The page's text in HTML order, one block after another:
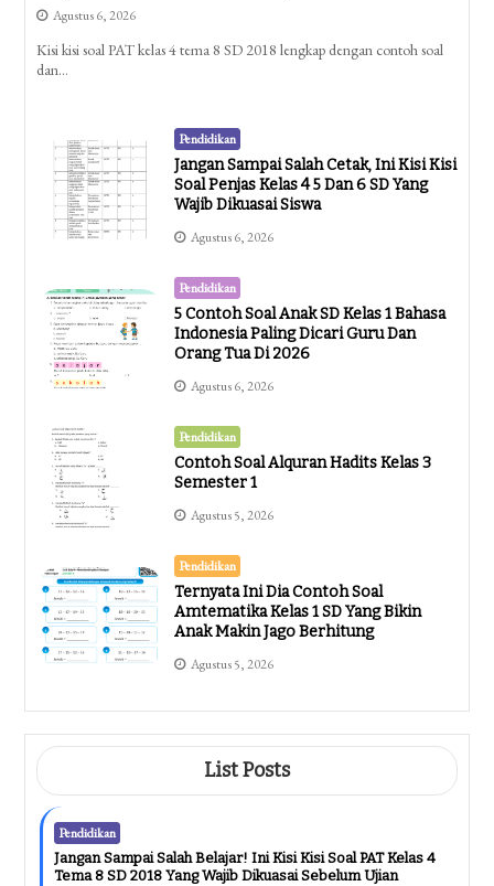
Agustus 6, 2026
Kisi kisi soal PAT kelas 4 tema 8 SD 2018 lengkap dengan contoh soal
dan…
Pendidikan
Jangan Sampai Salah Cetak, Ini Kisi Kisi
Soal Penjas Kelas 4 5 Dan 6 SD Yang
Wajib Dikuasai Siswa
Agustus 6, 2026
Pendidikan
5 Contoh Soal Anak SD Kelas 1 Bahasa
Indonesia Paling Dicari Guru Dan
Orang Tua Di 2026
Agustus 6, 2026
Pendidikan
Contoh Soal Alquran Hadits Kelas 3
Semester 1
Agustus 5, 2026
Pendidikan
Ternyata Ini Dia Contoh Soal
Amtematika Kelas 1 SD Yang Bikin
Anak Makin Jago Berhitung
Agustus 5, 2026
List Posts
Pendidikan
Jangan Sampai Salah Belajar! Ini Kisi Kisi Soal PAT Kelas 4
Tema 8 SD 2018 Yang Wajib Dikuasai Sebelum Ujian